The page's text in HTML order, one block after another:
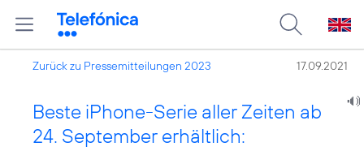
Zurück zu Pressemitteilungen 2023 17.09.2021
Beste iPhone-Serie aller Zeiten ab
24. September erhältlich: